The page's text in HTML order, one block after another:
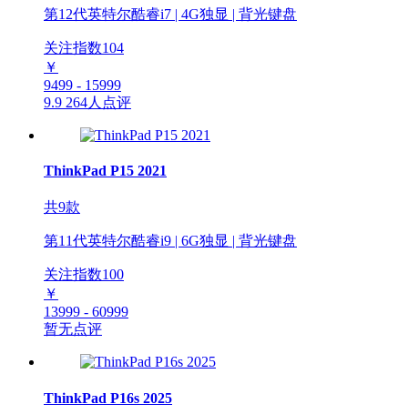
第12代英特尔酷睿i7 | 4G独显 | 背光键盘
关注指数104
￥
9499 - 15999
9.9 264人点评
ThinkPad P15 2021
共9款
第11代英特尔酷睿i9 | 6G独显 | 背光键盘
关注指数100
￥
13999 - 60999
暂无点评
ThinkPad P16s 2025